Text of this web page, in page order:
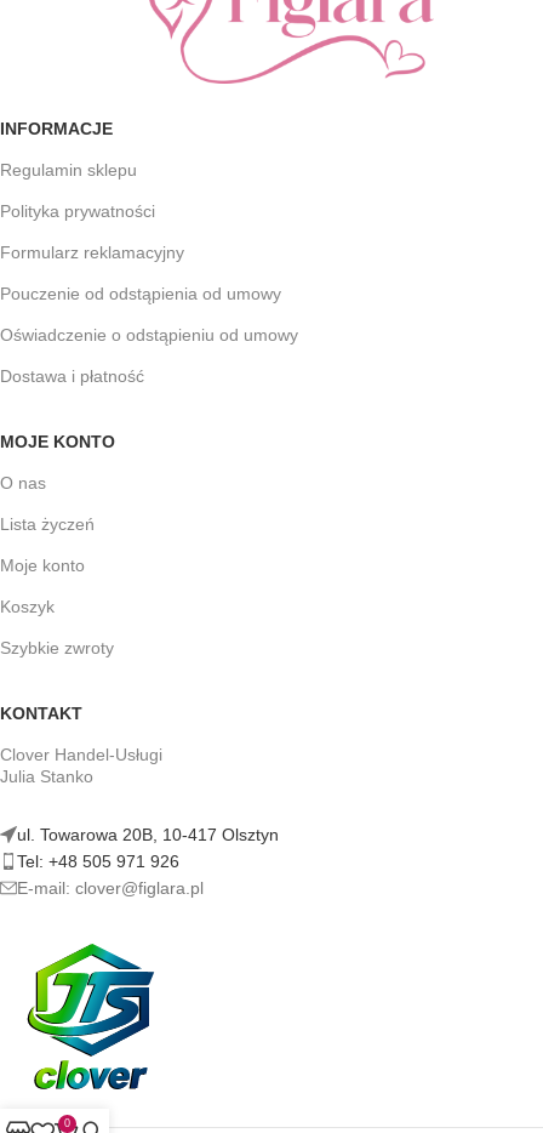
INFORMACJE
Regulamin sklepu
Polityka prywatności
Formularz reklamacyjny
Pouczenie od odstąpienia od umowy
Oświadczenie o odstąpieniu od umowy
Dostawa i płatność
MOJE KONTO
O nas
Lista życzeń
Moje konto
Koszyk
Szybkie zwroty
KONTAKT
Clover Handel-Usługi
Julia Stanko
ul. Towarowa 20B, 10-417 Olsztyn
Tel: +48 505 971 926
E-mail: clover@figlara.pl
0